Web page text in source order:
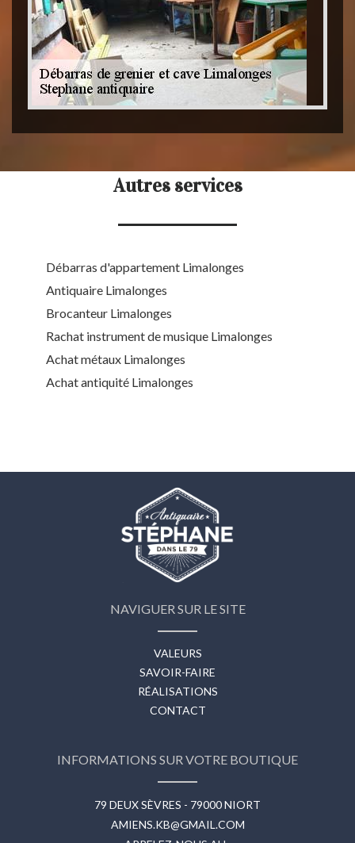
Autres services
Débarras d'appartement Limalonges
Antiquaire Limalonges
Brocanteur Limalonges
Rachat instrument de musique Limalonges
Achat métaux Limalonges
Achat antiquité Limalonges
NAVIGUER SUR LE SITE
VALEURS
SAVOIR-FAIRE
RÉALISATIONS
CONTACT
INFORMATIONS SUR VOTRE BOUTIQUE
79 DEUX SÈVRES - 79000 NIORT
AMIENS.KB@GMAIL.COM